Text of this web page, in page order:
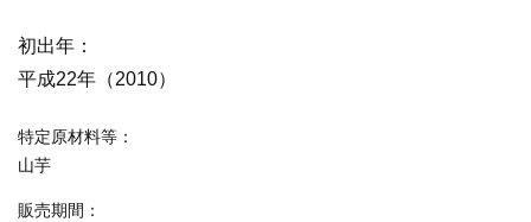
初出年
平成22年（2010）
特定原材料等
山芋
販売期間